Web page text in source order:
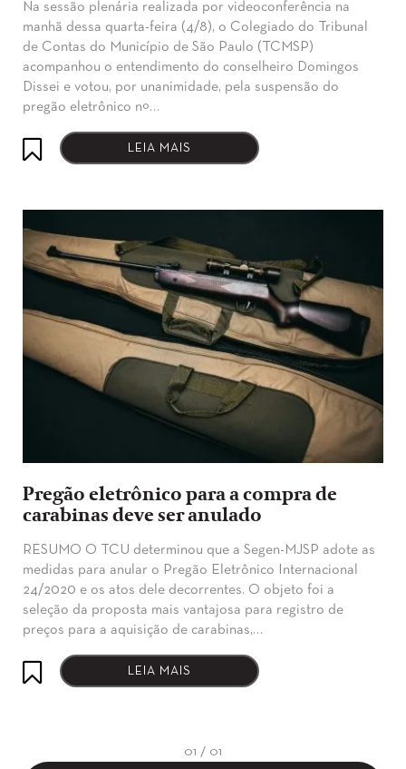
Na sessão plenária realizada por videoconferência na
manhã dessa quarta-feira (4/8), o Colegiado do Tribunal
de Contas do Município de São Paulo (TCMSP)
acompanhou o entendimento do conselheiro Domingos
Dissei e votou, por unanimidade, pela suspensão do
pregão eletrônico nº…
LEIA MAIS
Pregão eletrônico para a compra de
carabinas deve ser anulado
RESUMO O TCU determinou que a Segen-MJSP adote as
medidas para anular o Pregão Eletrônico Internacional
24/2020 e os atos dele decorrentes. O objeto foi a
seleção da proposta mais vantajosa para registro de
preços para a aquisição de carabinas,…
LEIA MAIS
01 / 01